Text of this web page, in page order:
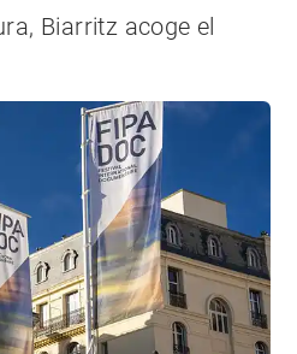
Biarritz acoge el